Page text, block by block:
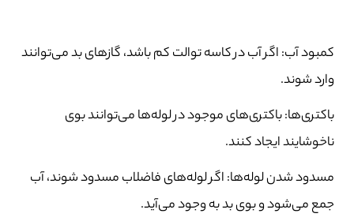
کمبود آب: اگر آب در کاسه توالت کم باشد، گازهای بد می‌توانند
وارد شوند.
باکتری‌ها: باکتری‌های موجود در لوله‌ها می‌توانند بوی
ناخوشایند ایجاد کنند.
مسدود شدن لوله‌ها: اگر لوله‌های فاضلاب مسدود شوند، آب
جمع می‌شود و بوی بد به وجود می‌آید.